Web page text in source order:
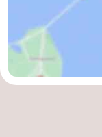
Vlieland